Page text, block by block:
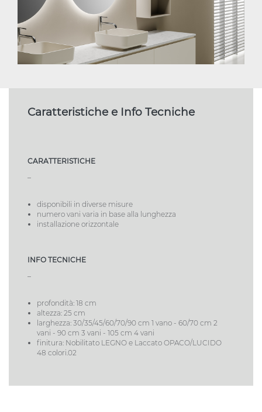
Caratteristiche e Info Tecniche
CARATTERISTICHE
disponibili in diverse misure
numero vani varia in base alla lunghezza
installazione orizzontale
INFO TECNICHE
profondità: 18 cm
altezza: 25 cm
larghezza: 30/35/45/60/70/90 cm 1 vano - 60/70 cm 2
vani - 90 cm 3 vani - 105 cm 4 vani
finitura: Nobilitato LEGNO e Laccato OPACO/LUCIDO
48 colori.02